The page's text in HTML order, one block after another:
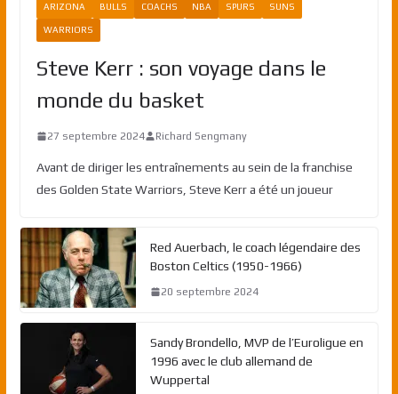
ARIZONA BULLS COACHS NBA SPURS SUNS
WARRIORS
Steve Kerr : son voyage dans le
monde du basket
27 septembre 2024 Richard Sengmany
Avant de diriger les entraînements au sein de la franchise
des Golden State Warriors, Steve Kerr a été un joueur
Red Auerbach, le coach légendaire des
Boston Celtics (1950-1966)
20 septembre 2024
Sandy Brondello, MVP de l’Euroligue en
1996 avec le club allemand de
Wuppertal